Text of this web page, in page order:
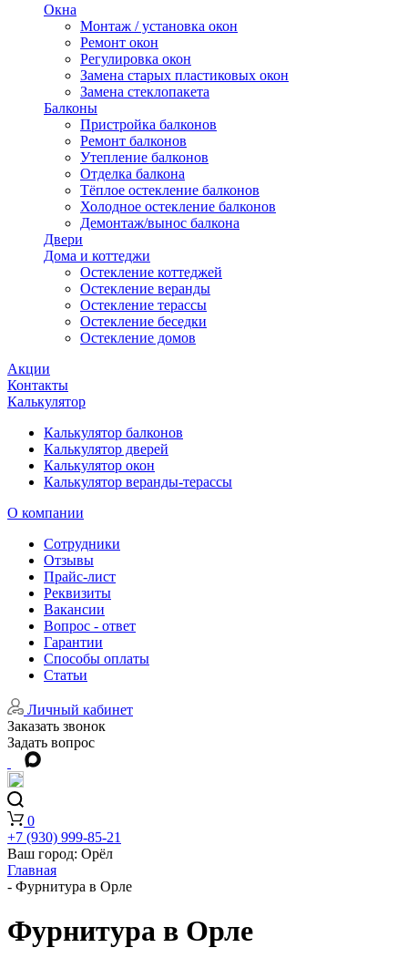
Окна
Монтаж / установка окон
Ремонт окон
Регулировка окон
Замена старых пластиковых окон
Замена стеклопакета
Балконы
Пристройка балконов
Ремонт балконов
Утепление балконов
Отделка балкона
Тёплое остекление балконов
Холодное остекление балконов
Демонтаж/вынос балкона
Двери
Дома и коттеджи
Остекление коттеджей
Остекление веранды
Остекление терассы
Остекление беседки
Остекление домов
Акции
Контакты
Калькулятор
Калькулятор балконов
Калькулятор дверей
Калькулятор окон
Калькулятор веранды-терассы
О компании
Сотрудники
Отзывы
Прайс-лист
Реквизиты
Вакансии
Вопрос - ответ
Гарантии
Способы оплаты
Статьи
Личный кабинет
Заказать звонок
Задать вопрос
0
+7 (930) 999-85-21
Ваш город: Орёл
Главная
- Фурнитура в Орле
Фурнитура в Орле